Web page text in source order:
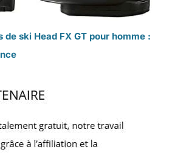
de ski Head FX GT pour homme :